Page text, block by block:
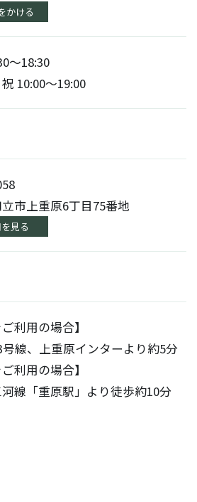
かける
〜18:30
10:00〜19:00
市上重原6丁目75番地
見る
ご利用の場合】
号線、上重原インターより約5分
ご利用の場合】
河線「重原駅」より徒歩約10分